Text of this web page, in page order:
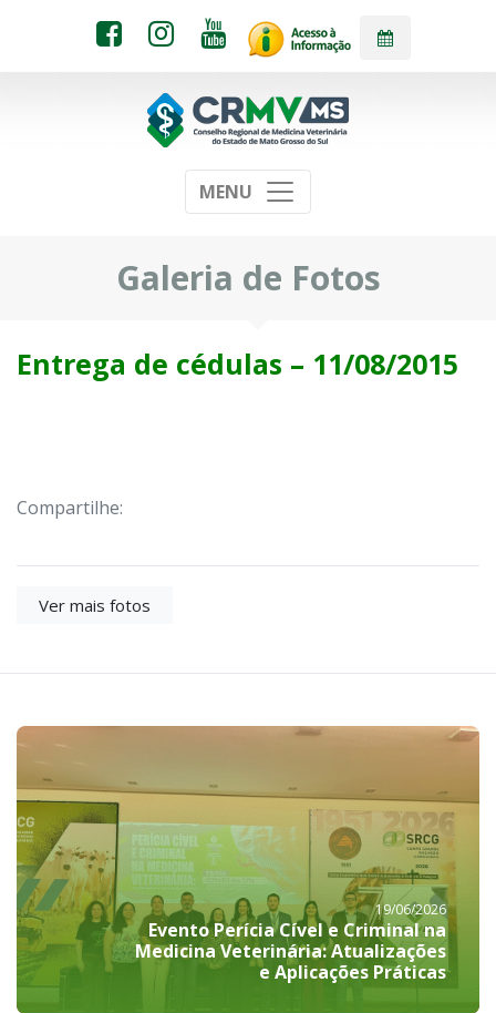
MENU
Galeria de Fotos
Entrega de cédulas – 11/08/2015
Compartilhe:
Ver mais fotos
19/06/2026
Evento Perícia Cível e Criminal na
Medicina Veterinária: Atualizações
e Aplicações Práticas